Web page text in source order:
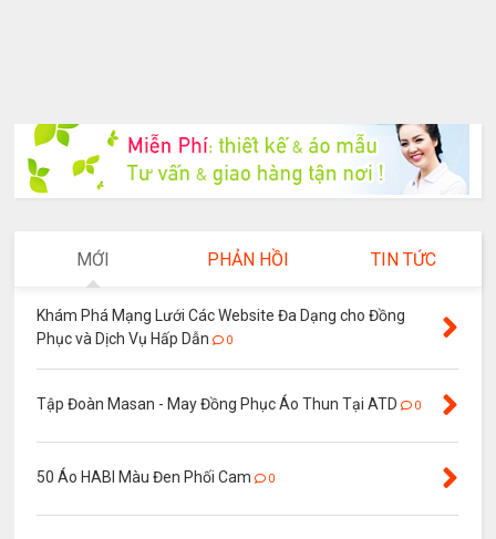
MỚI PHẢN HỒI TIN TỨC
Khám Phá Mạng Lưới Các Website Đa Dạng cho Đồng
Phục và Dịch Vụ Hấp Dẫn
0
Tập Đoàn Masan - May Đồng Phục Áo Thun Tại ATD 0
50 Áo HABI Màu Đen Phối Cam 0